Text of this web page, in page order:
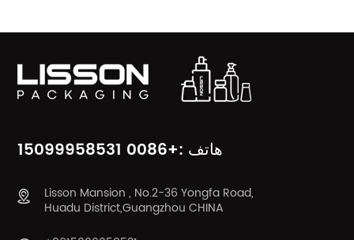
هاتف :+0086 15099958531
Lisson Mansion , No.2-36 Yongfa Road,
Huadu District,Guangzhou CHINA